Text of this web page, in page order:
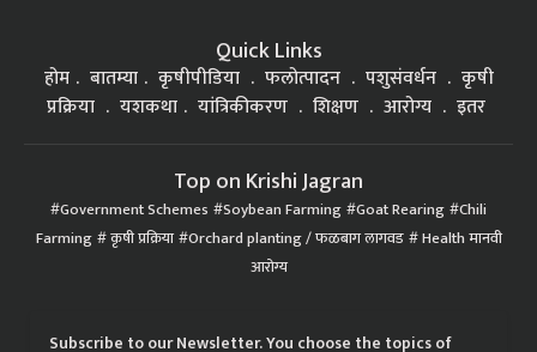
Quick Links
होम बातम्या कृषीपीडिया फलोत्पादन पशुसंवर्धन
कृषी
प्रक्रिया
यशकथा यांत्रिकीकरण शिक्षण आरोग्य इतर
Top on Krishi Jagran
Government Schemes Soybean Farming Goat Rearing Chili
Farming कृषी प्रक्रिया Orchard planting / फळबाग लागवड Health मानवी
आरोग्य
Subscribe to our Newsletter. You choose the topics of